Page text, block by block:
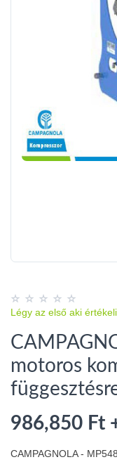
Légy az első aki
motoros
986,850 Ft
CAMPAGNOLA -